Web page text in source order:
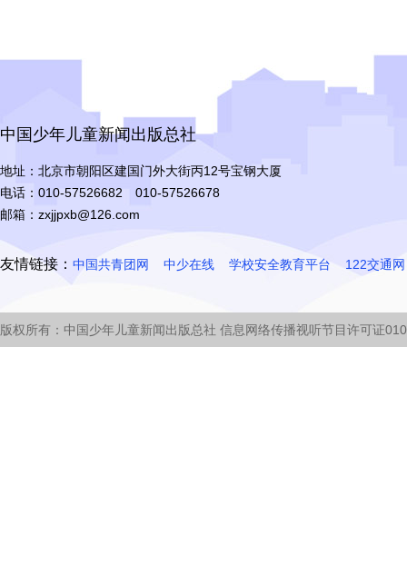
中国少年儿童新闻出版总社
地址：北京市朝阳区建国门外大街丙12号宝钢大厦
电话：010-57526682 010-57526678
邮箱：zxjjpxb@126.com
友情链接： 中国共青团网 中少在线 学校安全教育平台 122交通网
版权所有：中国少年儿童新闻出版总社 信息网络传播视听节目许可证